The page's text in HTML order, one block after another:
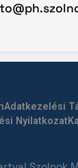
Adatkezelési
Nyilatkozat